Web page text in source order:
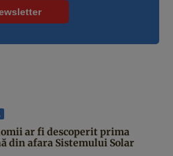
ar fi descoperit prima
din afara Sistemului Solar